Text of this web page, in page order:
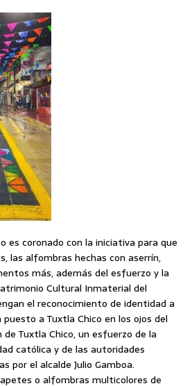
es coronado con la iniciativa para que
las alfombras hechas con aserrín,
más, además del esfuerzo y la
Cultural Inmaterial del
el reconocimiento de identidad a
a Tuxtla Chico en los ojos del
Tuxtla Chico, un esfuerzo de la
católica y de las autoridades
por el alcalde Julio Gamboa.
o alfombras multicolores de